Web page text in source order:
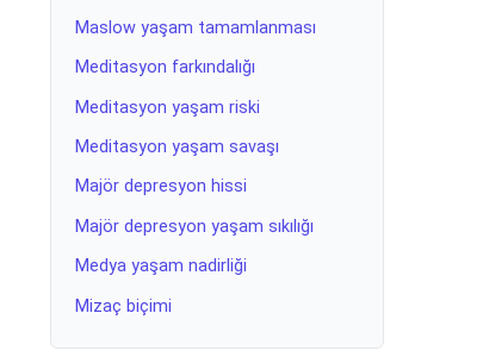
Maslow yaşam tamamlanması
Meditasyon farkındalığı
Meditasyon yaşam riski
Meditasyon yaşam savaşı
Majör depresyon hissi
Majör depresyon yaşam sıkılığı
Medya yaşam nadirliği
Mizaç biçimi